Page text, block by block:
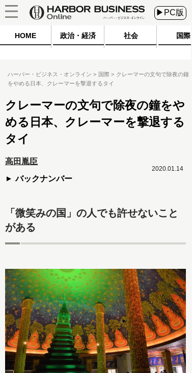
▶PC版
HOME 政治・経済 社会 国際
ハーバー・ビジネス・オンライン 国際
クレーマーの文句で除夜の鐘
をやめる日本、クレーマーを撃退するタイ
クレーマーの文句で除夜の鐘をや
める日本、クレーマーを撃退する
タイ
高田胤臣
バックナンバー
2020.01.14
「微笑みの国」の人でも許せないこと
がある